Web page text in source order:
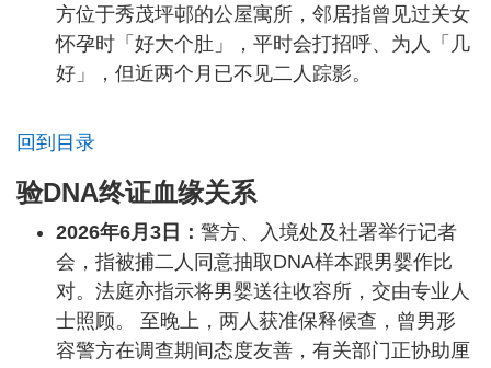
方位于秀茂坪邨的公屋寓所，邻居指曾见过关女
怀孕时「好大个肚」，平时会打招呼、为人「几
好」，但近两个月已不见二人踪影。
回到目录
验DNA终证血缘关系
2026年6月3日： 警方、入境处及社署举行记者
会，指被捕二人同意抽取DNA样本跟男婴作比
对。法庭亦指示将男婴送往收容所，交由专业人
士照顾。 至晚上，两人获准保释候查，曾男形
容警方在调查期间态度友善，有关部门正协助厘